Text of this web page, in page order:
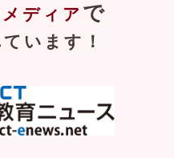
メディア で
います！